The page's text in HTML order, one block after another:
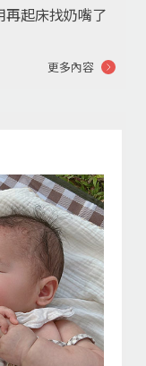
再起床找奶嘴了
更多內容